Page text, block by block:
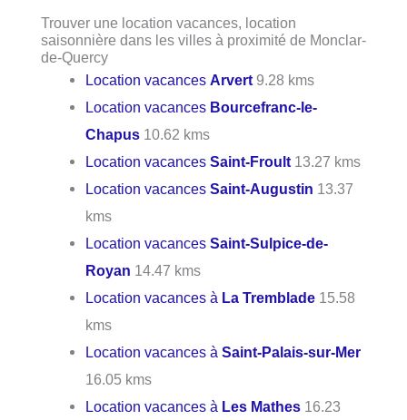
Trouver une location vacances, location
saisonnière dans les villes à proximité de Monclar-
de-Quercy
Location vacancesArvert 9.28 kms
Location vacances Bourcefranc-le-
Chapus 10.62 kms
Location vacancesSaint-Froult 13.27 kms
Location vacancesSaint-Augustin 13.37
kms
Location vacancesSaint-Sulpice-de-
Royan 14.47 kms
Location vacances à La Tremblade 15.58
kms
Location vacances àSaint-Palais-sur-Mer
16.05 kms
Location vacances à Les Mathes 16.23